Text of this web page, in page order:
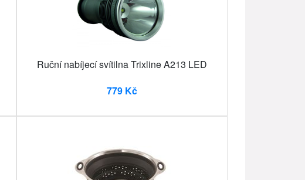
Ruční nabíjecí svítilna Trixline A213 LED
779 Kč